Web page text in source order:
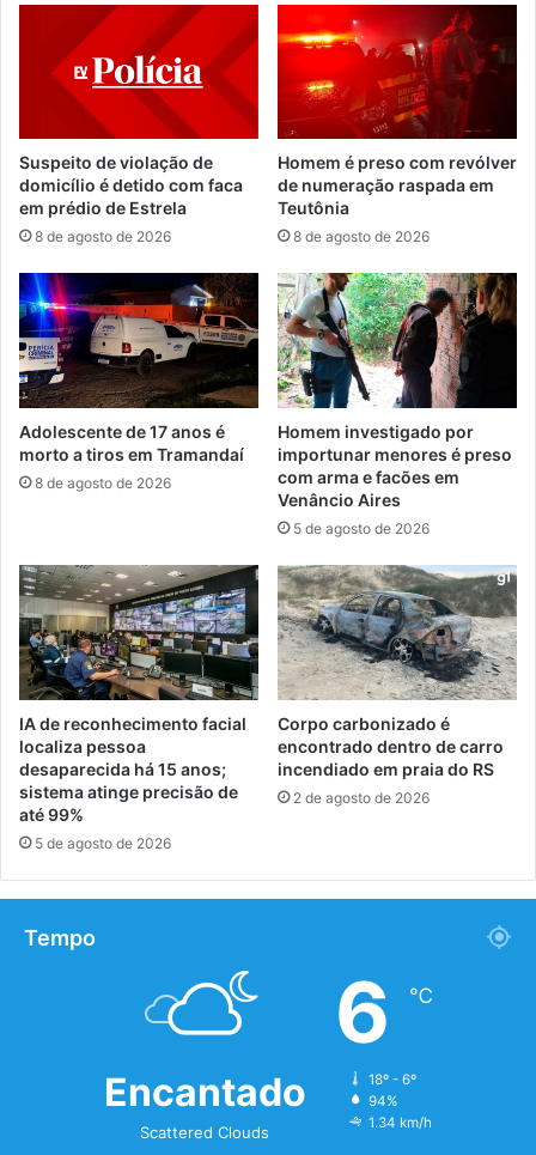
Suspeito de violação de
domicílio é detido com faca
em prédio de Estrela
8 de agosto de 2026
Homem é preso com revólver
de numeração raspada em
Teutônia
8 de agosto de 2026
Adolescente de 17 anos é
morto a tiros em Tramandaí
8 de agosto de 2026
Homem investigado por
importunar menores é preso
com arma e facões em
Venâncio Aires
5 de agosto de 2026
IA de reconhecimento facial
localiza pessoa
desaparecida há 15 anos;
sistema atinge precisão de
até 99%
5 de agosto de 2026
Corpo carbonizado é
encontrado dentro de carro
incendiado em praia do RS
2 de agosto de 2026
Tempo
Encantado
Scattered Clouds
6 ℃
18º - 6º
94%
1.34 km/h